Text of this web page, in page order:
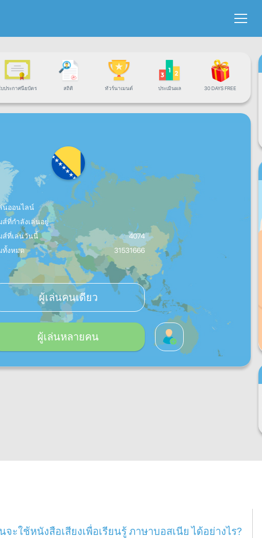
บประกาศนียบัตร สถิติ ทัวร์นาเมนต์ ประเมินผล 30 DAYS FREE
นออนไลน์
ส์ที่กำลังเล่นอยู่
ส์ที่เล่นวันนี้
4074
ทั้งหมด
31531666
ผู้เล่นคนเดียว
ผู้เล่นหลายคน
ะใช้หนังสือเสียงเพื่อเรียนรู้ ภาษาบอสเนีย ได้อย่างไร?